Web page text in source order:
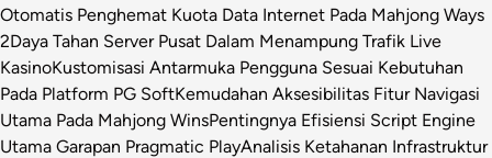
Otomatis Penghemat Kuota Data Internet Pada Mahjong Ways
2Daya Tahan Server Pusat Dalam Menampung Trafik Live
KasinoKustomisasi Antarmuka Pengguna Sesuai Kebutuhan
Pada Platform PG SoftKemudahan Aksesibilitas Fitur Navigasi
Utama Pada Mahjong WinsPentingnya Efisiensi Script Engine
Utama Garapan Pragmatic PlayAnalisis Ketahanan Infrastruktur